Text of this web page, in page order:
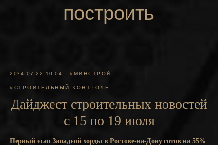
построить
2024-07-22 10:04 #МИНСТРОЙ
#СТРОИТЕЛЬНЫЙ КОНТРОЛЬ
Дайджест строительных новостей
с 15 по 19 июля
Первый этап Западной хорды в Ростове-на-Дону готов на 55%